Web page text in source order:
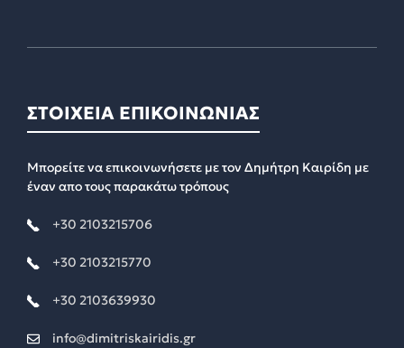
ΣΤΟΙΧΕΙΑ ΕΠΙΚΟΙΝΩΝΙΑΣ
Μπορείτε να επικοινωνήσετε με τον Δημήτρη Καιρίδη με
έναν απο τους παρακάτω τρόπους
+30 2103215706
+30 2103215770
+30 2103639930
info@dimitriskairidis.gr